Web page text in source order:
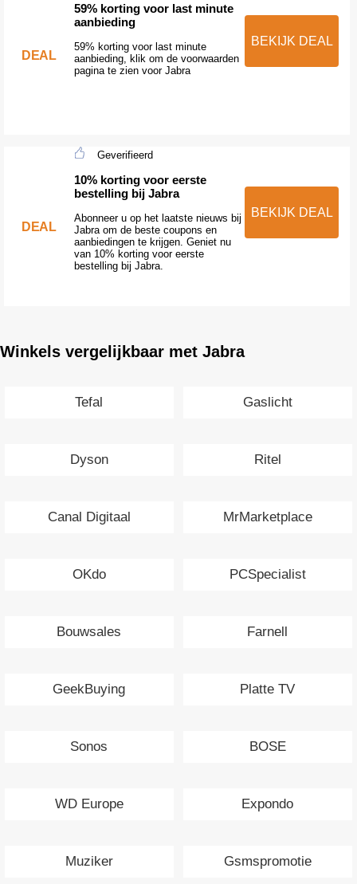
DEAL
59% korting voor last minute
aanbieding
59% korting voor last minute
aanbieding, klik om de voorwaarden
pagina te zien voor Jabra
BEKIJK DEAL
DEAL
Geverifieerd
10% korting voor eerste
bestelling bij Jabra
Abonneer u op het laatste nieuws bij
Jabra om de beste coupons en
aanbiedingen te krijgen. Geniet nu
van 10% korting voor eerste
bestelling bij Jabra.
BEKIJK DEAL
Winkels vergelijkbaar met Jabra
Tefal Gaslicht
Dyson Ritel
Canal Digitaal MrMarketplace
OKdo PCSpecialist
Bouwsales Farnell
GeekBuying Platte TV
Sonos BOSE
WD Europe Expondo
Muziker Gsmspromotie